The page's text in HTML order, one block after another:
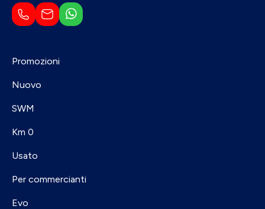
Promozioni
Nuovo
SWM
Km 0
Usato
Per commercianti
Evo